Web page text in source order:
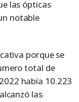
las ópticas
notable
porque se
total de
había 10.223
las